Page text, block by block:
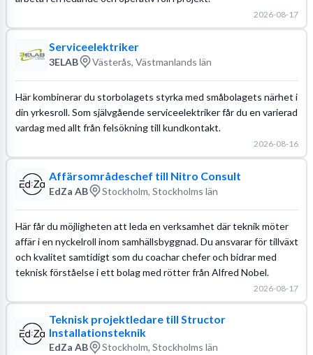
2026-08-17
Serviceelektriker
3ELAB Västerås, Västmanlands län
Här kombinerar du storbolagets styrka med småbolagets närhet i
din yrkesroll. Som självgående serviceelektriker får du en varierad
vardag med allt från felsökning till kundkontakt.
2026-08-16
Affärsområdeschef till Nitro Consult
EdZa AB Stockholm, Stockholms län
Här får du möjligheten att leda en verksamhet där teknik möter
affär i en nyckelroll inom samhällsbyggnad. Du ansvarar för tillväxt
och kvalitet samtidigt som du coachar chefer och bidrar med
teknisk förståelse i ett bolag med rötter från Alfred Nobel.
2026-08-17
Teknisk projektledare till Structor
Installationsteknik
EdZa AB Stockholm, Stockholms län